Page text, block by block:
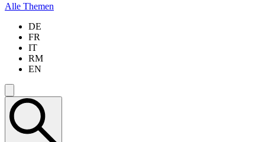
Alle Themen
DE
FR
IT
RM
EN